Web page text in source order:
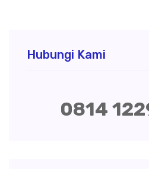
Hubungi Kami
0814